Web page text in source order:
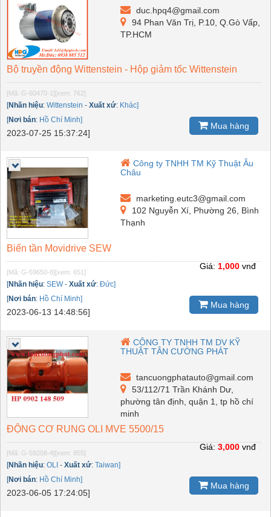
duc.hpq4@gmail.com
94 Phan Văn Trị, P.10, Q.Gò Vấp,
TP.HCM
Bộ truyền động Wittenstein - Hộp giảm tốc Wittenstein
[Mã: G-60470-1][xem: 762]
[Nhãn hiệu: Wittenstein - Xuất xứ: Khác]
[Nơi bán: Hồ Chí Minh]
2023-07-25 15:37:24]
Mua hàng
Công ty TNHH TM Kỹ Thuật Âu
Châu
marketing.eutc3@gmail.com
102 Nguyễn Xí, Phường 26, Bình
Thạnh
Biến tần Movidrive SEW
[Mã: G-59650-8][xem: 651]
[Nhãn hiệu: SEW- Xuất xứ: Đức]
[Nơi bán: Hồ Chí Minh]
2023-06-13 14:48:56]
Giá: 1,000 vnđ
Mua hàng
CÔNG TY TNHH TM DV KỸ
THUẬT TÂN CƯỜNG PHÁT
tancuongphatauto@gmail.com
53/112/71 Trần Khánh Dư,
phường tân định, quận 1, tp hồ chí
minh
ĐỘNG CƠ RUNG OLI MVE 5500/15
[Mã: G-59208-4][xem: 855]
[Nhãn hiệu: OLI - Xuất xứ: Taiwan]
[Nơi bán: Hồ Chí Minh]
2023-06-05 17:24:05]
Giá: 3,000 vnđ
Mua hàng